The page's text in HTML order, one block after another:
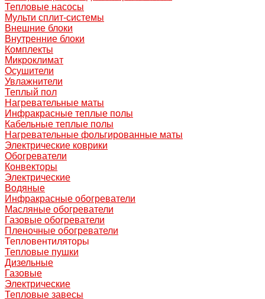
Тепловые насосы
Мульти сплит-системы
Внешние блоки
Внутренние блоки
Комплекты
Микроклимат
Осушители
Увлажнители
Теплый пол
Нагревательные маты
Инфракрасные теплые полы
Кабельные теплые полы
Нагревательные фольгированные маты
Электрические коврики
Обогреватели
Конвекторы
Электрические
Водяные
Инфракрасные обогреватели
Масляные обогреватели
Газовые обогреватели
Пленочные обогреватели
Тепловентиляторы
Тепловые пушки
Дизельные
Газовые
Электрические
Тепловые завесы